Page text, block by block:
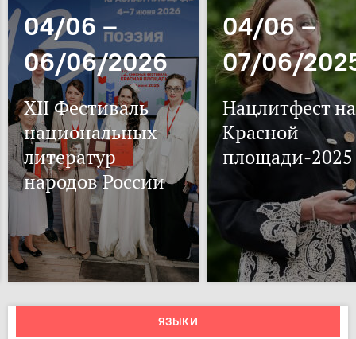
04/06 –
06/06/2026
XII Фестиваль
национальных
литератур
народов России
04/06 –
07/06/
Нацлитфест на
Красной
площади-2025
ЯЗЫКИ